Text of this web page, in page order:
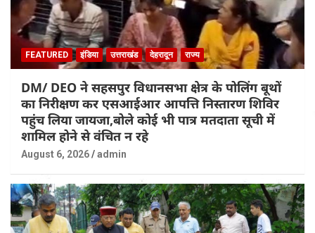
FEATURED इंडिया उत्तराखंड देहरादून राज्य
DM/ DEO ने सहसपुर विधानसभा क्षेत्र के पोलिंग बूथों
का निरीक्षण कर एसआईआर आपत्ति निस्तारण शिविर
पहुंच लिया जायजा,बोले कोई भी पात्र मतदाता सूची में
शामिल होने से वंचित न रहे
August 6, 2026 admin